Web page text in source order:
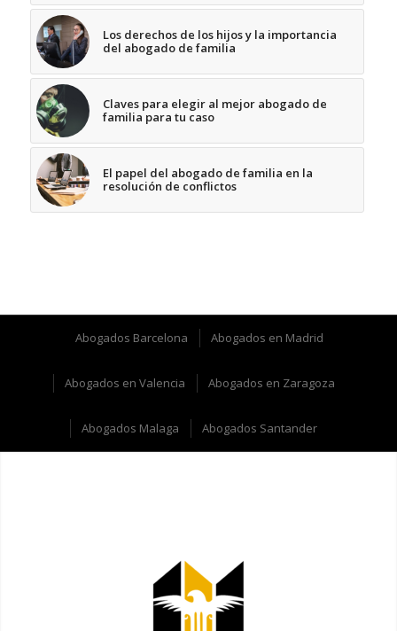
Los derechos de los hijos y la importancia
del abogado de familia
Claves para elegir al mejor abogado de
familia para tu caso
El papel del abogado de familia en la
resolución de conflictos
Abogados Barcelona Abogados en Madrid
Abogados en Valencia Abogados en Zaragoza
Abogados Malaga Abogados Santander